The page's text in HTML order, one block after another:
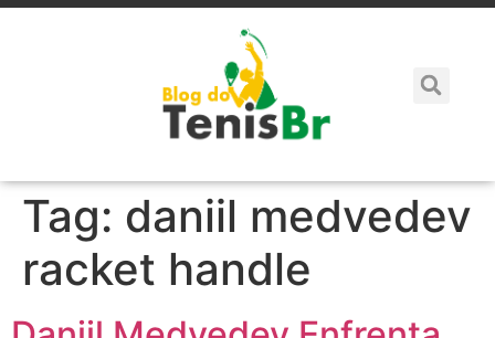
Tag: daniil medvedev
racket handle